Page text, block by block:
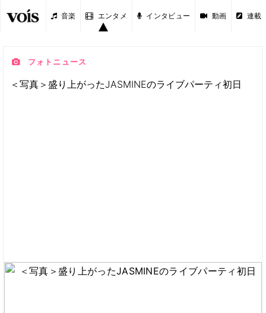
音楽 エンタメ インタビュー 動画 連載
フォトニュース
＜写真＞盛り上がったJASMINEのライブパーティ初日